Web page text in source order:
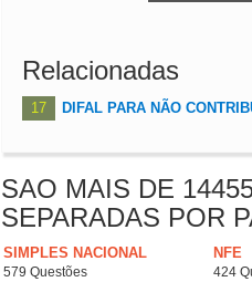
Relacionadas
17 DIFAL PARA NÃO
SAO MAIS DE
SEPARADAS POR
SIMPLES NACIONAL
579 Questões
NFE
424